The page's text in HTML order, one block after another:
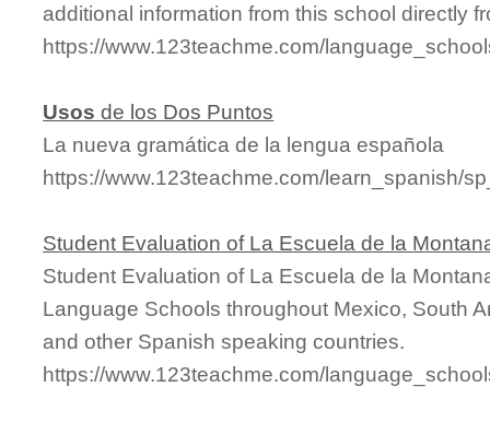
additional information from this school directly
https://www.123teachme.com/
Usos de los Dos Puntos
La nueva gramática de la lengua española
https://www.123teachme.com/learn_spanish/
Student Evaluation of La Escuela de la
Student Evaluation of La Escuela de la
Language Schools throughout Mexico, South
and other Spanish speaking countries.
https://www.123teachme.com/